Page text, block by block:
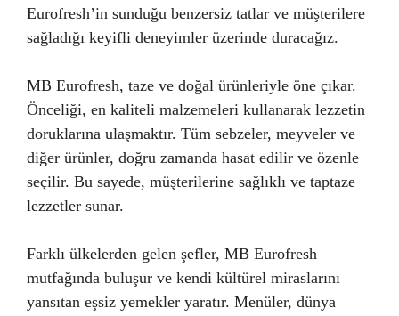
Eurofresh’in sunduğu benzersiz tatlar ve müşterilere
sağladığı keyifli deneyimler üzerinde duracağız.
MB Eurofresh, taze ve doğal ürünleriyle öne çıkar.
Önceliği, en kaliteli malzemeleri kullanarak lezzetin
doruklarına ulaşmaktır. Tüm sebzeler, meyveler ve
diğer ürünler, doğru zamanda hasat edilir ve özenle
seçilir. Bu sayede, müşterilerine sağlıklı ve taptaze
lezzetler sunar.
Farklı ülkelerden gelen şefler, MB Eurofresh
mutfağında buluşur ve kendi kültürel miraslarını
yansıtan eşsiz yemekler yaratır. Menüler, dünya